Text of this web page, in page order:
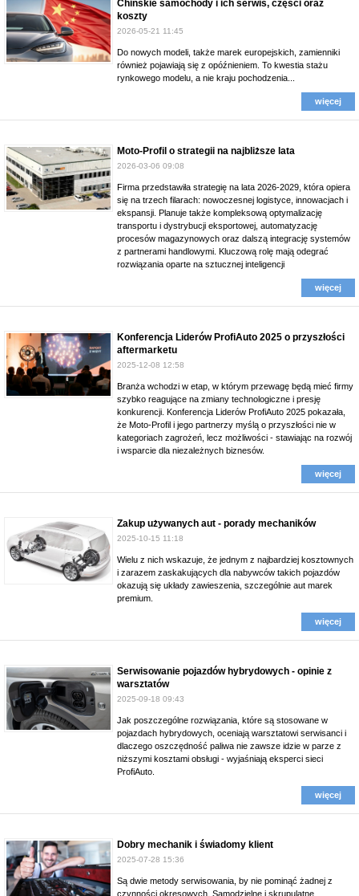
Chińskie samochody i ich serwis, części oraz
koszty
2026-05-21 11:45
Do nowych modeli, także marek europejskich, zamienniki
również pojawiają się z opóźnieniem. To kwestia stażu
rynkowego modelu, a nie kraju pochodzenia...
więcej
Moto-Profil o strategii na najbliższe lata
2026-03-06 09:08
Firma przedstawiła strategię na lata 2026-2029, która opiera
się na trzech filarach: nowoczesnej logistyce, innowacjach i
ekspansji. Planuje także kompleksową optymalizację
transportu i dystrybucji eksportowej, automatyzację
procesów magazynowych oraz dalszą integrację systemów
z partnerami handlowymi. Kluczową rolę mają odegrać
rozwiązania oparte na sztucznej inteligencji
więcej
Konferencja Liderów ProfiAuto 2025 o przyszłości
aftermarketu
2025-12-08 12:58
Branża wchodzi w etap, w którym przewagę będą mieć firmy
szybko reagujące na zmiany technologiczne i presję
konkurencji. Konferencja Liderów ProfiAuto 2025 pokazała,
że Moto-Profil i jego partnerzy myślą o przyszłości nie w
kategoriach zagrożeń, lecz możliwości - stawiając na rozwój
i wsparcie dla niezależnych biznesów.
więcej
Zakup używanych aut - porady mechaników
2025-10-15 11:18
Wielu z nich wskazuje, że jednym z najbardziej kosztownych
i zarazem zaskakujących dla nabywców takich pojazdów
okazują się układy zawieszenia, szczególnie aut marek
premium.
więcej
Serwisowanie pojazdów hybrydowych - opinie z
warsztatów
2025-09-18 09:43
Jak poszczególne rozwiązania, które są stosowane w
pojazdach hybrydowych, oceniają warsztatowi serwisanci i
dlaczego oszczędność paliwa nie zawsze idzie w parze z
niższymi kosztami obsługi - wyjaśniają eksperci sieci
ProfiAuto.
więcej
Dobry mechanik i świadomy klient
2025-07-28 15:36
Są dwie metody serwisowania, by nie pominąć żadnej z
czynności okresowych. Samodzielne i skrupulatne